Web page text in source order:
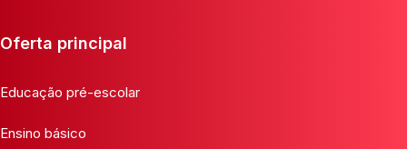
Oferta principal
Educação pré-escolar
Ensino básico